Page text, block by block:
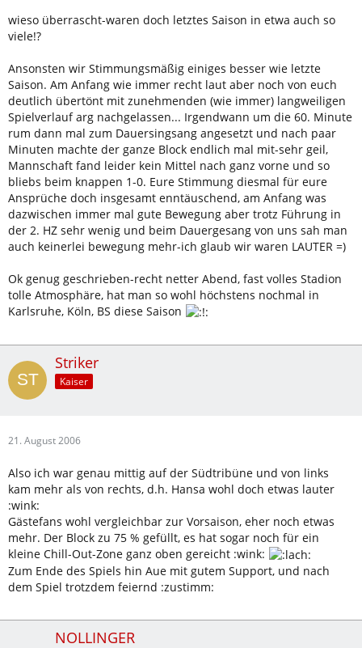
wieso überrascht-waren doch letztes Saison in etwa auch so
viele!?
Ansonsten wir Stimmungsmäßig einiges besser wie letzte
Saison. Am Anfang wie immer recht laut aber noch von euch
deutlich übertönt mit zunehmenden (wie immer) langweiligen
Spielverlauf arg nachgelassen... Irgendwann um die 60. Minute
rum dann mal zum Dauersingsang angesetzt und nach paar
Minuten machte der ganze Block endlich mal mit-sehr geil,
Mannschaft fand leider kein Mittel nach ganz vorne und so
bliebs beim knappen 1-0. Eure Stimmung diesmal für eure
Ansprüche doch insgesamt enntäuschend, am Anfang was
dazwischen immer mal gute Bewegung aber trotz Führung in
der 2. HZ sehr wenig und beim Dauergesang von uns sah man
auch keinerlei bewegung mehr-ich glaub wir waren LAUTER =)
Ok genug geschrieben-recht netter Abend, fast volles Stadion
tolle Atmosphäre, hat man so wohl höchstens nochmal in
Karlsruhe, Köln, BS diese Saison
Striker
Kaiser
21. August 2006
Also ich war genau mittig auf der Südtribüne und von links
kam mehr als von rechts, d.h. Hansa wohl doch etwas lauter
:wink:
Gästefans wohl vergleichbar zur Vorsaison, eher noch etwas
mehr. Der Block zu 75 % gefüllt, es hat sogar noch für ein
kleine Chill-Out-Zone ganz oben gereicht :wink:
Zum Ende des Spiels hin Aue mit gutem Support, und nach
dem Spiel trotzdem feiernd :zustimm:
NOLLINGER